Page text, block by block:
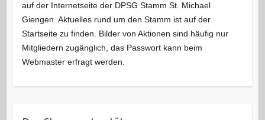
auf der Internetseite der DPSG Stamm St. Michael
Giengen. Aktuelles rund um den Stamm ist auf der
Startseite zu finden. Bilder von Aktionen sind häufig nur
Mitgliedern zugänglich, das Passwort kann beim
Webmaster erfragt werden.